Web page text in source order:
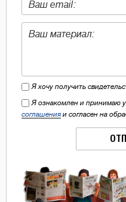
Я хочу получить
Я ознакомлен и принимаю
соглашения и согласен на